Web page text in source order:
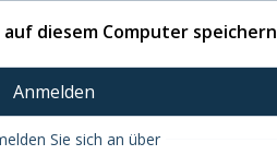
diesem Computer speichern
Anmelden
Sie sich an über